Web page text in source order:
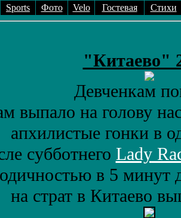
Sports Фото Velo Гостевая Стихи
"Китаево"
Девченкам
выпало на голову
апхилистые гонки в
субботнего Lady
в 5 минут
на страт в Китаево